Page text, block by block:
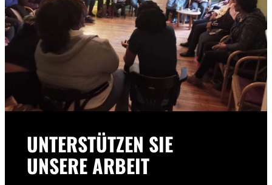
UNTERSTÜTZEN SIE
UNSERE ARBEIT